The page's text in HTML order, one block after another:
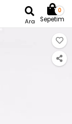
Ara
0
Sepetim